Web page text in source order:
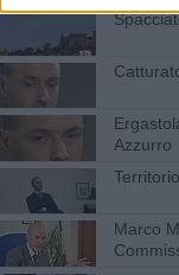
Azzurro
Marco